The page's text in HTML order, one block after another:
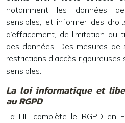
notamment les données
sensibles, et informer des
d’effacement, de limitation du
des données. Des mesures
restrictions d’accès rigoureuses
sensibles.
La loi informatique et
au RGPD
La LIL complète le RGPD en